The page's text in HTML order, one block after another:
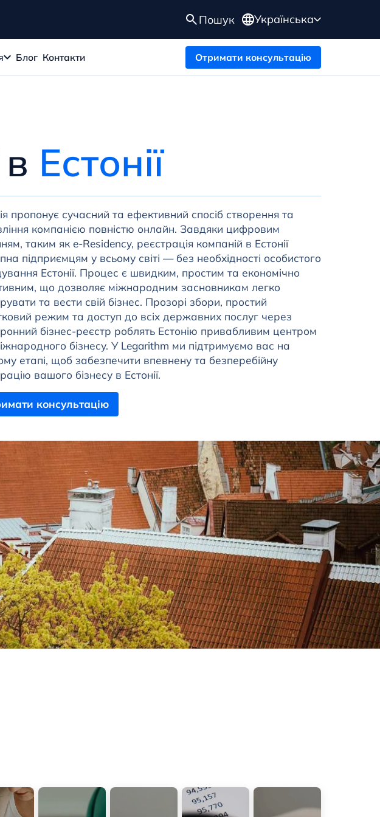
Пошук Українська
Блог Контакти Отримати консультацію
Естонії
пропонує сучасний та ефективний спосіб створення та
компанією повністю онлайн. Завдяки цифровим
таким як e-Residency, реєстрація компаній в Естонії
підприємцям у всьому світі — без необхідності особистого
Естонії. Процес є швидким, простим та економічно
що дозволяє міжнародним засновникам легко
та вести свій бізнес. Прозорі збори, простий
режим та доступ до всіх державних послуг через
бізнес-реєстр роблять Естонію привабливим центром
бізнесу. У Legarithm ми підтримуємо вас на
етапі, щоб забезпечити впевнену та безперебійну
вашого бізнесу в Естонії.
консультацію